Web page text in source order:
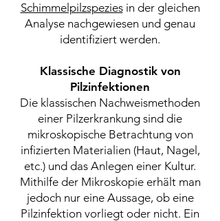
Schimmelpilzspeziesin der gleichen
Analyse nachgewiesen und genau
identifiziert werden.
Klassische Diagnostik von
Pilzinfektionen
Die klassischen Nachweismethoden
einer Pilzerkrankung sind die
mikroskopische Betrachtung von
infizierten Materialien (Haut, Nagel,
etc.) und das Anlegen einer Kultur.
Mithilfe der Mikroskopie erhält man
jedoch nur eine Aussage, ob eine
Pilzinfektion vorliegt oder nicht. Ein